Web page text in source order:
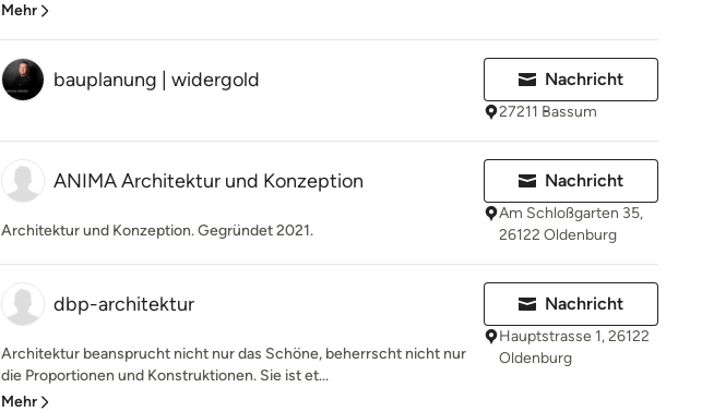
Mehr
bauplanung | widergold Nachricht
27211 Bassum
ANIMA Architektur und Konzeption
Architektur und Konzeption. Gegründet 2021.
Nachricht
Am Schloßgarten 35,
26122 Oldenburg
dbp-architektur
Architektur beansprucht nicht nur das Schöne, beherrscht nicht nur
die Proportionen und Konstruktionen. Sie ist et...
Mehr
Nachricht
Hauptstrasse 1, 26122
Oldenburg